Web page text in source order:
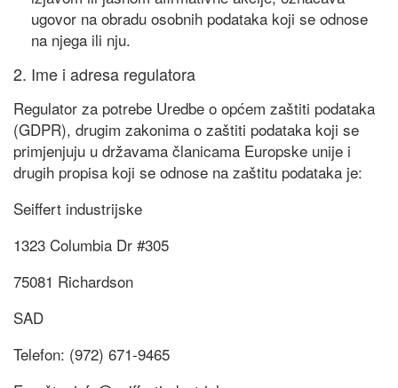
ugovor na obradu osobnih podataka koji se odnose
na njega ili nju.
2. Ime i adresa regulatora
Regulator za potrebe Uredbe o općem zaštiti podataka
(GDPR), drugim zakonima o zaštiti podataka koji se
primjenjuju u državama članicama Europske unije i
drugih propisa koji se odnose na zaštitu podataka je:
Seiffert industrijske
1323 Columbia Dr #305
75081 Richardson
SAD
Telefon: (972) 671-9465